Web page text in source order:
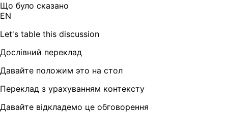
Що було сказано
EN
Let's table this discussion
Дослівний переклад
Давайте положим это на стол
Переклад з урахуванням контексту
Давайте відкладемо це обговорення